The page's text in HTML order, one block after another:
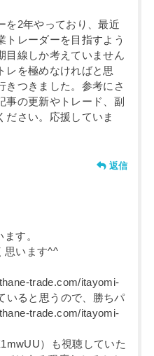
を2年やっており、最近
トレーダーを目指すよう
目線しか考えていません
レを極めなければと思
きつきました。参考にさ
事の更新やトレード、副
ださい。応援していま
返信
す。
思います^^
trade.com/itayomi-
いると思うので、勝ちパ
trade.com/itayomi-
）も視聴していた